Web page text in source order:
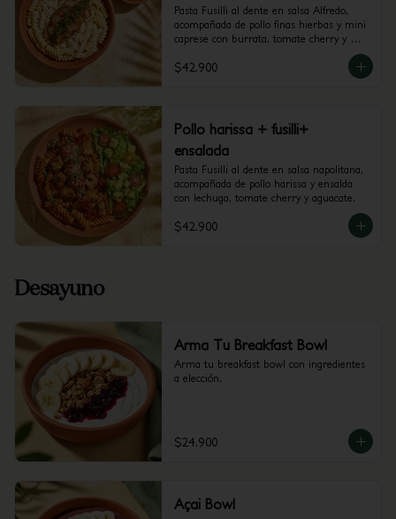
Pasta Fusilli al dente en salsa Alfredo,
acompañada de pollo finas hierbas y mini
caprese con burrata, tomate cherry y
$42.900
Pollo harissa + fusilli+
ensalada
Pasta Fusilli al dente en salsa napolitana,
acompañada de pollo harissa y ensalda
con lechuga, tomate cherry y aguacate.
$42.900
Desayuno
Arma Tu Breakfast Bowl
Arma tu breakfast bowl con ingredientes
a elección.
$24.900
Açai Bowl